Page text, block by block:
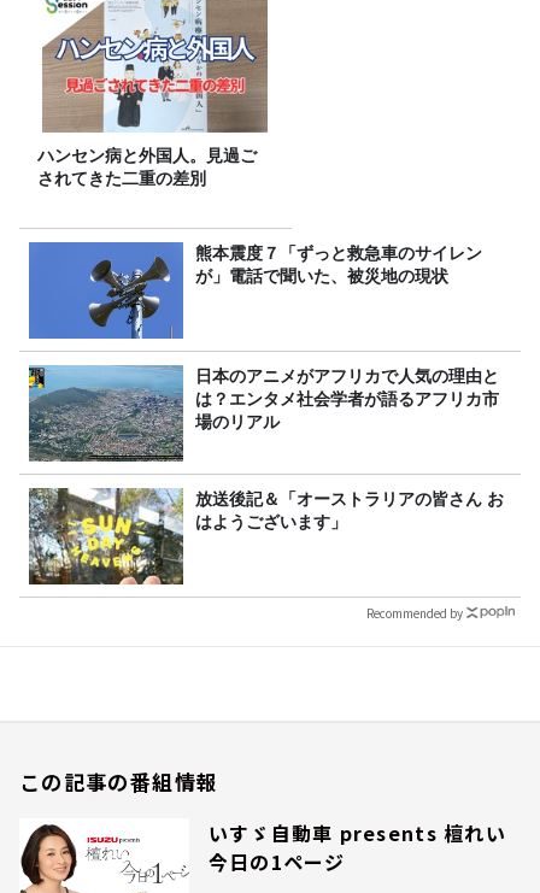
ハンセン病と外国人。見過ご
されてきた二重の差別
熊本震度７「ずっと救急車のサイレン
が」電話で聞いた、被災地の現状
日本のアニメがアフリカで人気の理由と
は？エンタメ社会学者が語るアフリカ市
場のリアル
放送後記＆「オーストラリアの皆さん お
はようございます」
Recommended by
この記事の番組情報
いすゞ自動車 presents 檀れい
今日の1ページ